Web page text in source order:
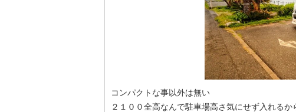
コンパクトな事以外は無い
２１００全高なんで駐車場高さ気にせず入れ